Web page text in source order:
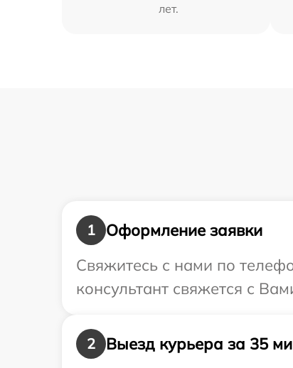
лет.
1
Оформление заявки
Свяжитесь с нами по
консультант свяжется с
2
Выезд курьера за 35